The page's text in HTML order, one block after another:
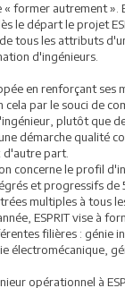
« former autrement ».
le départ le projet
tous les attributs
d'ingénieurs.
en renforçant ses
cela par le souci de
plutôt que
démarche qualité
d'autre part.
concerne le profil
et progressifs de
multiples à tous
ESPRIT vise à
filières : génie
électromécanique,
opérationnel à